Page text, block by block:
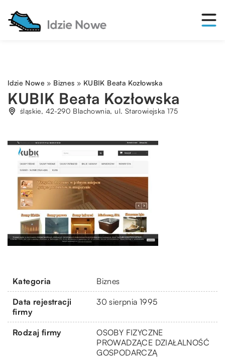
Idzie Nowe » Biznes » KUBIK Beata Kozłowska
KUBIK Beata Kozłowska
śląskie, 42-290 Blachownia, ul. Starowiejska 175
Kategoria Biznes
Data rejestracji
firmy
30 sierpnia 1995
Rodzaj firmy
OSOBY FIZYCZNE
PROWADZĄCE DZIAŁALNOŚĆ
GOSPODARCZĄ